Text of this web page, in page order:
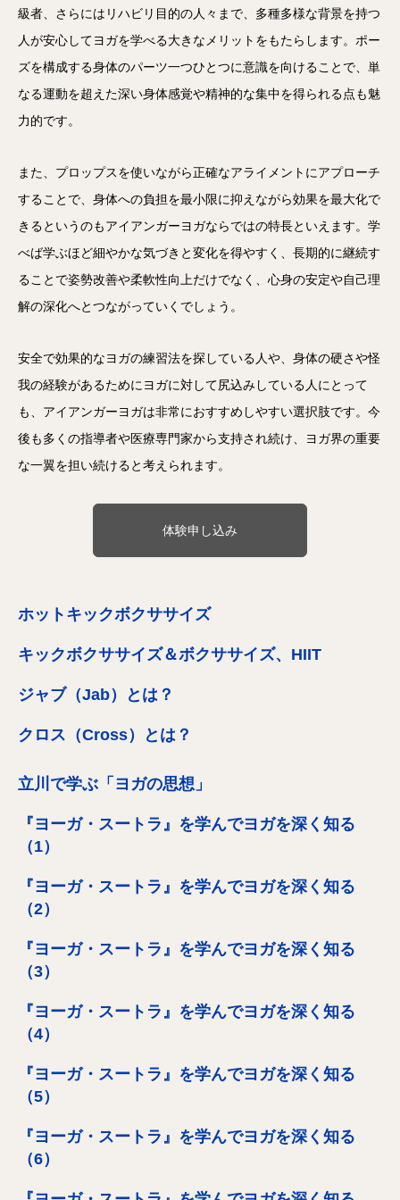
級者、さらにはリハビリ目的の人々まで、多種多様な背景を持つ
人が安心してヨガを学べる大きなメリットをもたらします。ポー
ズを構成する身体のパーツ一つひとつに意識を向けることで、単
なる運動を超えた深い身体感覚や精神的な集中を得られる点も魅
力的です。
また、プロップスを使いながら正確なアライメントにアプローチ
することで、身体への負担を最小限に抑えながら効果を最大化で
きるというのもアイアンガーヨガならではの特長といえます。学
べば学ぶほど細やかな気づきと変化を得やすく、長期的に継続す
ることで姿勢改善や柔軟性向上だけでなく、心身の安定や自己理
解の深化へとつながっていくでしょう。
安全で効果的なヨガの練習法を探している人や、身体の硬さや怪
我の経験があるためにヨガに対して尻込みしている人にとって
も、アイアンガーヨガは非常におすすめしやすい選択肢です。今
後も多くの指導者や医療専門家から支持され続け、ヨガ界の重要
な一翼を担い続けると考えられます。
体験申し込み
ホットキックボクササイズ
キックボクササイズ＆ボクササイズ、HIIT
ジャブ（Jab）とは？
クロス（Cross）とは？
立川で学ぶ「ヨガの思想」
『ヨーガ・スートラ』を学んでヨガを深く知る
（1）
『ヨーガ・スートラ』を学んでヨガを深く知る
（2）
『ヨーガ・スートラ』を学んでヨガを深く知る
（3）
『ヨーガ・スートラ』を学んでヨガを深く知る
（4）
『ヨーガ・スートラ』を学んでヨガを深く知る
（5）
『ヨーガ・スートラ』を学んでヨガを深く知る
（6）